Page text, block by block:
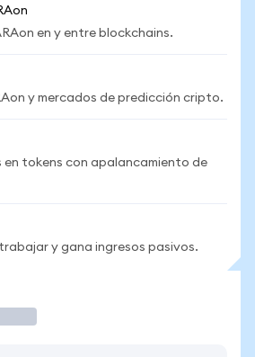
en y entre blockchains.
y mercados de predicción cripto.
en tokens con apalancamiento de
y gana ingresos pasivos.